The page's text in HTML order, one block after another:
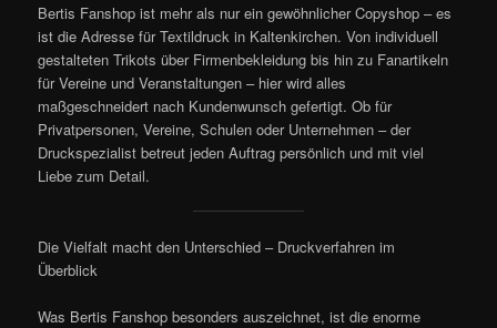
Bertis Fanshop ist mehr als nur ein gewöhnlicher Copyshop – es
ist die Adresse für Textildruck in Kaltenkirchen. Von individuell
gestalteten Trikots über Firmenbekleidung bis hin zu Fanartikeln
für Vereine und Veranstaltungen – hier wird alles
maßgeschneidert nach Kundenwunsch gefertigt. Ob für
Privatpersonen, Vereine, Schulen oder Unternehmen – der
Druckspezialist betreut jeden Auftrag persönlich und mit viel
Liebe zum Detail.
Die Vielfalt macht den Unterschied – Druckverfahren im
Überblick
Was Bertis Fanshop besonders auszeichnet, ist die enorme